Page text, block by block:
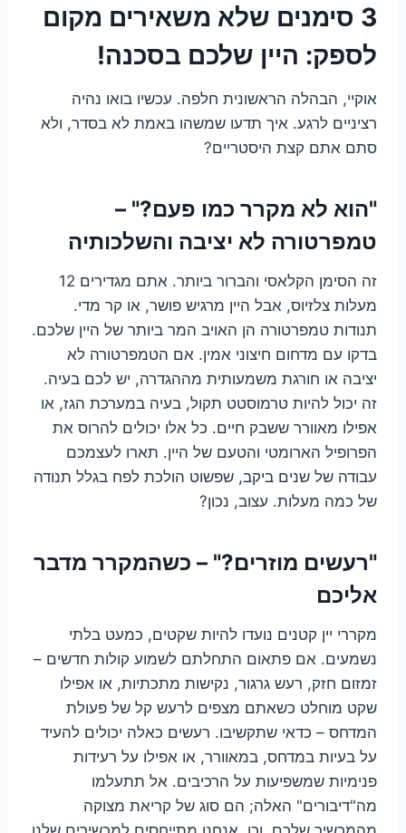
3 סימנים שלא משאירים מקום
לספק: היין שלכם בסכנה!
אוקיי, הבהלה הראשונית חלפה. עכשיו בואו נהיה
רציניים לרגע. איך תדעו שמשהו באמת לא בסדר, ולא
סתם אתם קצת היסטריים?
"הוא לא מקרר כמו פעם?" –
טמפרטורה לא יציבה והשלכותיה
זה הסימן הקלאסי והברור ביותר. אתם מגדירים 12
מעלות צלזיוס, אבל היין מרגיש פושר, או קר מדי.
תנודות טמפרטורה הן האויב המר ביותר של היין שלכם.
בדקו עם מדחום חיצוני אמין. אם הטמפרטורה לא
יציבה או חורגת משמעותית מההגדרה, יש לכם בעיה.
זה יכול להיות טרמוסטט תקול, בעיה במערכת הגז, או
אפילו מאוורר ששבק חיים. כל אלו יכולים להרוס את
הפרופיל הארומטי והטעם של היין. תארו לעצמכם
עבודה של שנים ביקב, שפשוט הולכת לפח בגלל תנודה
של כמה מעלות. עצוב, נכון?
"רעשים מוזרים?" – כשהמקרר מדבר
אליכם
מקררי יין קטנים נועדו להיות שקטים, כמעט בלתי
נשמעים. אם פתאום התחלתם לשמוע קולות חדשים –
זמזום חזק, רעש גרגור, נקישות מתכתיות, או אפילו
שקט מוחלט כשאתם מצפים לרעש קל של פעולת
המדחס – כדאי שתקשיבו. רעשים כאלה יכולים להעיד
על בעיות במדחס, במאוורר, או אפילו על רעידות
פנימיות שמשפיעות על הרכיבים. אל תתעלמו
מה"דיבורים" האלה; הם סוג של קריאת מצוקה